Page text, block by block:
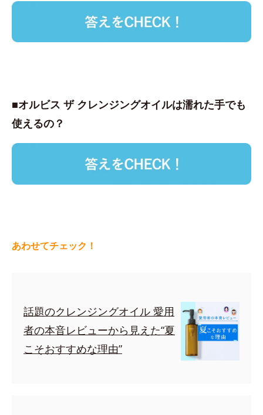
■オルビス ザ クレンジングオイルは濡れた手でも
使えるの？
あわせてチェック！
話題のクレンジングオイル 愛用
者の本音レビューから見えた“夏
こそおすすめな理由”